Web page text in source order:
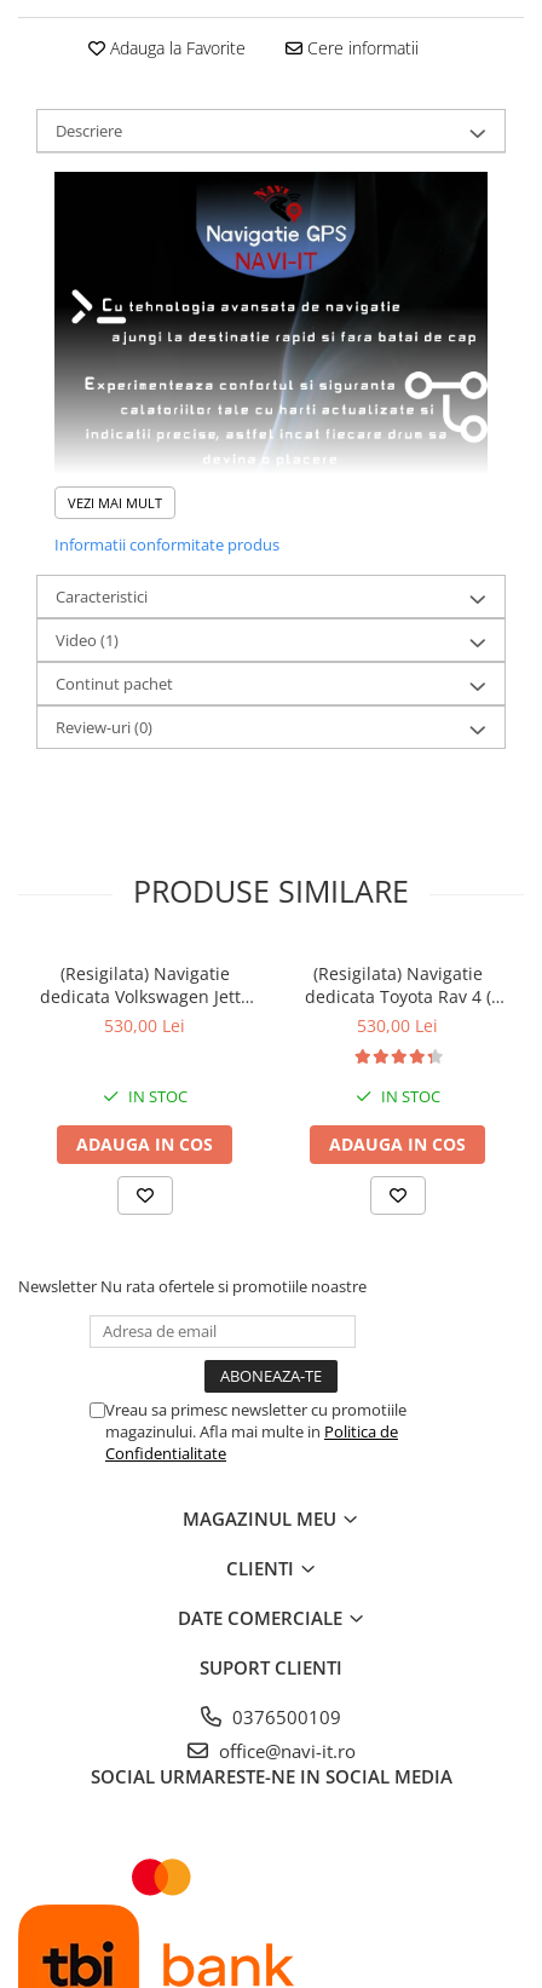
Adauga la Favorite Cere informatii
Descriere
VEZI MAI MULT
Informatii conformitate produs
Caracteristici
Video (1)
Continut pachet
Review-uri(0)
PRODUSE SIMILARE
(Resigilata) Navigatie
dedicata Volkswagen Jetta
IV 2011 - 2018, 2GB RAM
Carplay, Android 14,
Suport
530,00 Lei
IN STOC
ADAUGA IN COS
(Resigilata) Navigatie
dedicata Toyota Rav 4 (
2007 - 2013 ), 2GB RAM
Display 9" IPS Full HD,
Carplay, Android 13,
Suport came
530,00 Lei
IN STOC
ADAUGA IN COS
Newsletter Nu rata ofertele si promotiile noastre
Vreau sa primesc newsletter cu promotiile
magazinului. Afla mai multe in Politica de
Confidentialitate
MAGAZINUL MEU
CLIENTI
DATE COMERCIALE
SUPORT CLIENTI
0376500109
office@navi-it.ro
SOCIAL URMARESTE-NE IN SOCIAL MEDIA